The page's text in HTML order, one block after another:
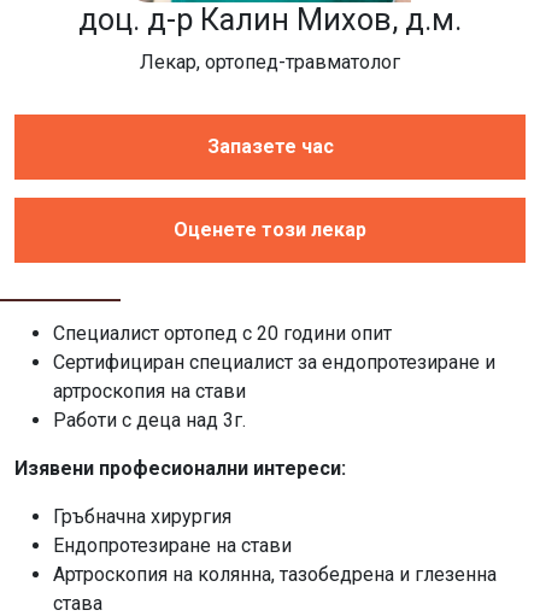
доц. д-р Калин Михов, д.м.
Лекар, ортопед-травматолог
Запазете час
Оценете този лекар
Специалист ортопед с 20 години опит
Сертифициран специалист за ендопротезиране и
артроскопия на стави
Работи с деца над 3г.
Изявени професионални интереси:
Гръбначна хирургия
Ендопротезиране на стави
Артроскопия на колянна, тазобедрена и глезенна
става